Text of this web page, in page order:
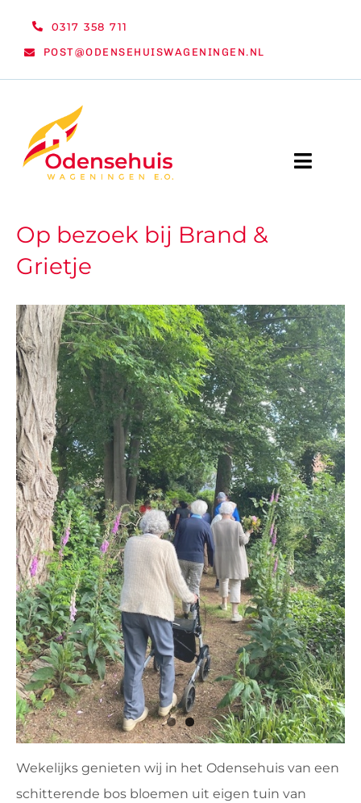
0317 358 711
POST@ODENSEHUISWAGENINGEN.NL
Toggle
NIEUWS
ACTIVITEITEN
ORGANISATIE
VRIJWILLIGERS & STAGIAIRES
CONTACT
Op bezoek bij Brand &
Grietje
Wekelijks genieten wij in het Odensehuis van een
schitterende bos bloemen uit eigen tuin van